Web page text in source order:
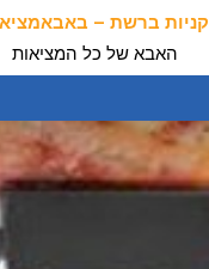
קניות ברשת –
האבא של כל המציאות